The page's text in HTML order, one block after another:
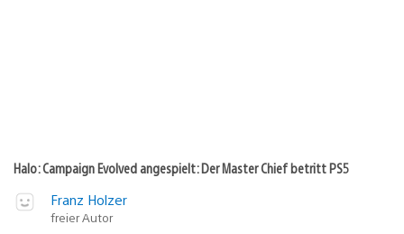
Halo: Campaign Evolved angespielt: Der Master Chief betritt PS5
Franz Holzer
freier Autor